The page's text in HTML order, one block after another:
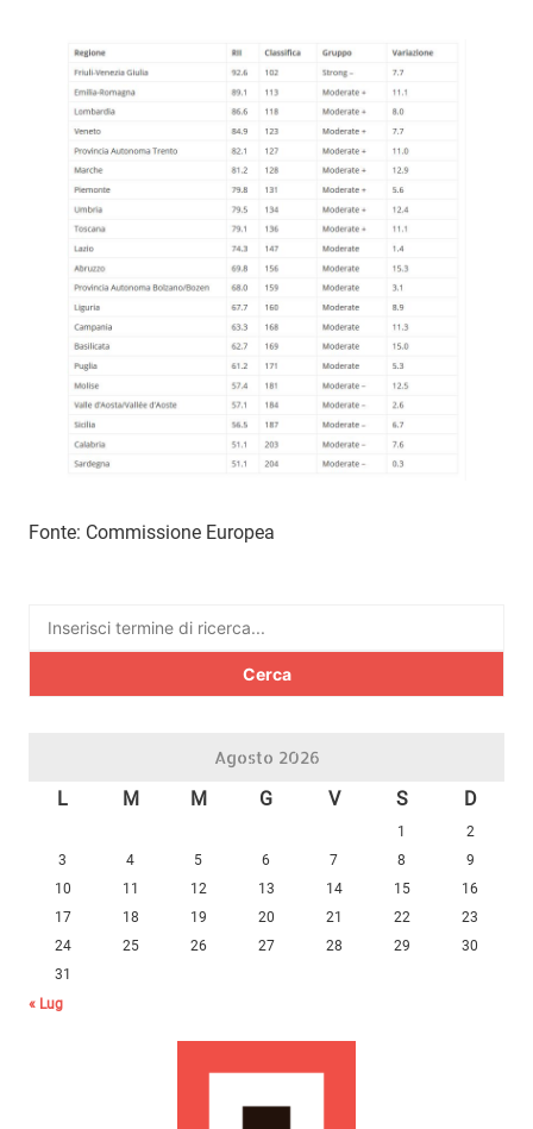
Fonte: Commissione Europea
Ricerca
Agosto 2026
L M M G V S D
1
2
3
4 5 6 7 8
9
10
11 12 13 14 15
16
17
18 19 20 21 22
23
24
25 26 27 28 29
30
31
« Lug